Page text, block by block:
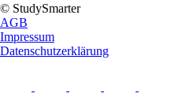
© StudySmarter
AGB
Impressum
Datenschutzerklärung